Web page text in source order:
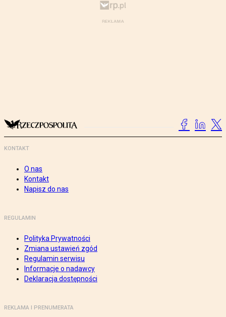
KONTAKT
O nas
Kontakt
Napisz do nas
REGULAMIN
Polityka Prywatności
Zmiana ustawień zgód
Regulamin serwisu
Informacje o nadawcy
Deklaracja dostępności
REKLAMA I PRENUMERATA